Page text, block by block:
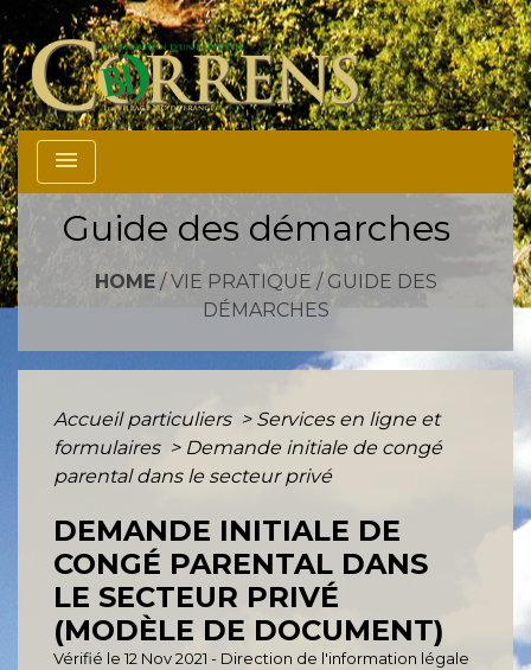
menu
Guide des démarches
HOME/ VIE PRATIQUE / GUIDE DES
DÉMARCHES
Accueil particuliers > Services en ligne et
formulaires > Demande initiale de congé
parental dans le secteur privé
DEMANDE INITIALE DE
CONGÉ PARENTAL DANS
LE SECTEUR PRIVÉ
(MODÈLE DE DOCUMENT)
Vérifié le 12 Nov 2021 - Direction de l'information légale